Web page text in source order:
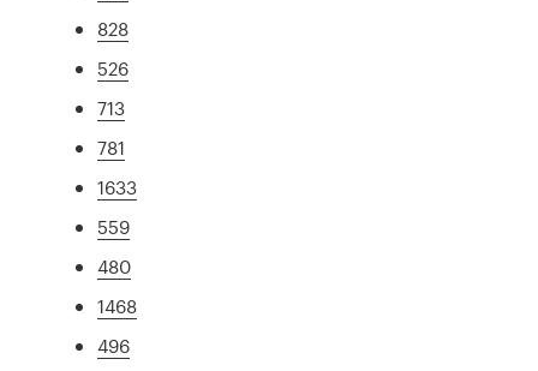
828
526
713
781
1633
559
480
1468
496